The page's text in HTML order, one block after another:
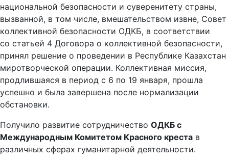
национальной безопасности и суверенитету страны,
вызванной, в том числе, вмешательством извне, Совет
коллективной безопасности ОДКБ, в соответствии
со статьей 4 Договора о коллективной безопасности,
принял решение о проведении в Республике Казахстан
миротворческой операции. Коллективная миссия,
продлившаяся в период с 6 по 19 января, прошла
успешно и была завершена после нормализации
обстановки.
Получило развитие сотрудничество ОДКБ с
Международным Комитетом Красного креста в
различных сферах гуманитарной деятельности.